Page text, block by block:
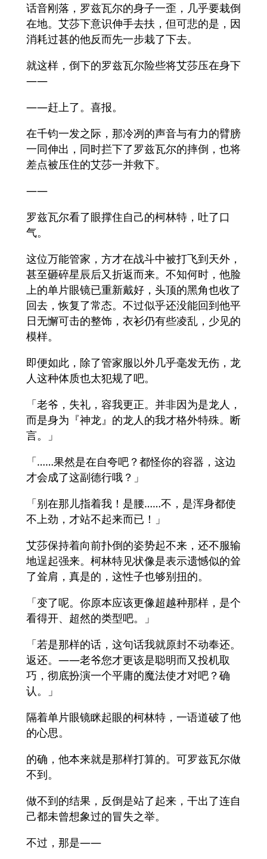
话音刚落，罗兹瓦尔的身子一歪，几乎要栽倒
在地。艾莎下意识伸手去扶，但可悲的是，因
消耗过甚的他反而先一步栽了下去。
就这样，倒下的罗兹瓦尔险些将艾莎压在身下
——
——赶上了。喜报。
在千钧一发之际，那冷冽的声音与有力的臂膀
一同伸出，同时拦下了罗兹瓦尔的摔倒，也将
差点被压住的艾莎一并救下。
——
罗兹瓦尔看了眼撑住自己的柯林特，吐了口
气。
这位万能管家，方才在战斗中被打飞到天外，
甚至砸碎星辰后又折返而来。不知何时，他脸
上的单片眼镜已重新戴好，头顶的黑角也收了
回去，恢复了常态。不过似乎还没能回到他平
日无懈可击的整饰，衣衫仍有些凌乱，少见的
模样。
即便如此，除了管家服以外几乎毫发无伤，龙
人这种体质也太犯规了吧。
「老爷，失礼，容我更正。并非因为是龙人，
而是身为『神龙』的龙人的我才格外特殊。断
言。」
「……果然是在自夸吧？都怪你的容器，这边
才会成了这副德行哦？」
「别在那儿指着我！是腰……不，是浑身都使
不上劲，才站不起来而已！」
艾莎保持着向前扑倒的姿势起不来，还不服输
地逞起强来。柯林特见状像是表示遗憾似的耸
了耸肩，真是的，这性子也够别扭的。
「变了呢。你原本应该更像超越种那样，是个
看得开、超然的类型吧。」
「若是那样的话，这句话我就原封不动奉还。
返还。——老爷您才更该是聪明而又投机取
巧，彻底扮演一个平庸的魔法使才对吧？确
认。」
隔着单片眼镜眯起眼的柯林特，一语道破了他
的心思。
的确，他本来就是那样打算的。可罗兹瓦尔做
不到。
做不到的结果，反倒是站了起来，干出了连自
己都未曾想象过的冒失之举。
不过，那是——